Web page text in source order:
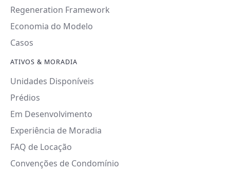
Regeneration Framework
Economia do Modelo
Casos
ATIVOS & MORADIA
Unidades Disponíveis
Prédios
Em Desenvolvimento
Experiência de Moradia
FAQ de Locação
Convenções de Condomínio